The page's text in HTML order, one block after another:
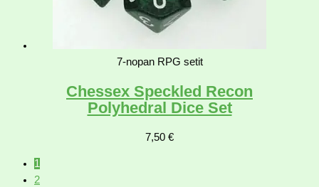
7-nopan RPG setit
Chessex Speckled Recon
Polyhedral Dice Set
7,50 €
1
2